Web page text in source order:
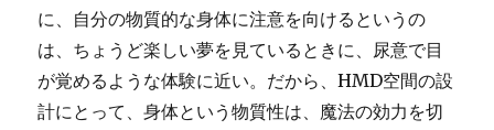
に、自分の物質的な身体に注意を向けるというの
は、ちょうど楽しい夢を見ているときに、尿意で目
が覚めるような体験に近い。だから、HMD空間の設
計にとって、身体という物質性は、魔法の効力を切